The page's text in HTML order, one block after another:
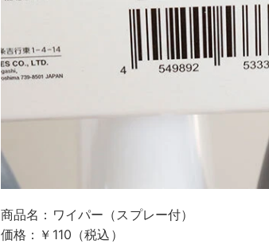
商品名：ワイパー（スプレー付）
価格：￥110（税込）